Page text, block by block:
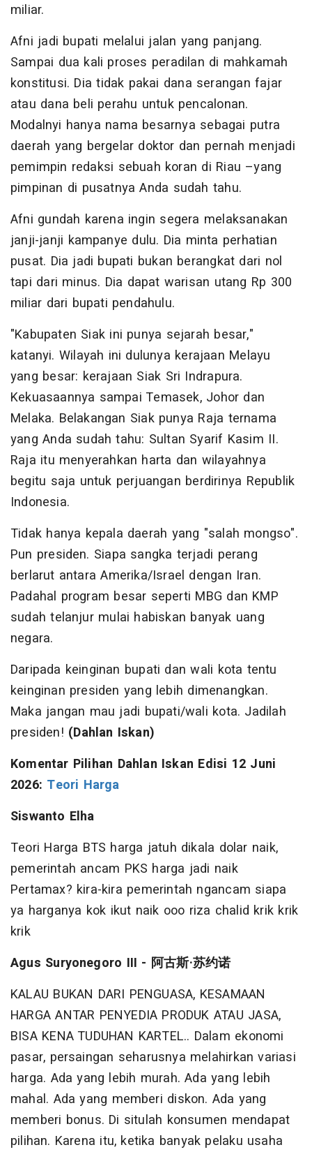
miliar.
Afni jadi bupati melalui jalan yang panjang.
Sampai dua kali proses peradilan di mahkamah
konstitusi. Dia tidak pakai dana serangan fajar
atau dana beli perahu untuk pencalonan.
Modalnyi hanya nama besarnya sebagai putra
daerah yang bergelar doktor dan pernah menjadi
pemimpin redaksi sebuah koran di Riau –yang
pimpinan di pusatnya Anda sudah tahu.
Afni gundah karena ingin segera melaksanakan
janji-janji kampanye dulu. Dia minta perhatian
pusat. Dia jadi bupati bukan berangkat dari nol
tapi dari minus. Dia dapat warisan utang Rp 300
miliar dari bupati pendahulu.
"Kabupaten Siak ini punya sejarah besar,"
katanyi. Wilayah ini dulunya kerajaan Melayu
yang besar: kerajaan Siak Sri Indrapura.
Kekuasaannya sampai Temasek, Johor dan
Melaka. Belakangan Siak punya Raja ternama
yang Anda sudah tahu: Sultan Syarif Kasim II.
Raja itu menyerahkan harta dan wilayahnya
begitu saja untuk perjuangan berdirinya Republik
Indonesia.
Tidak hanya kepala daerah yang "salah mongso".
Pun presiden. Siapa sangka terjadi perang
berlarut antara Amerika/Israel dengan Iran.
Padahal program besar seperti MBG dan KMP
sudah telanjur mulai habiskan banyak uang
negara.
Daripada keinginan bupati dan wali kota tentu
keinginan presiden yang lebih dimenangkan.
Maka jangan mau jadi bupati/wali kota. Jadilah
presiden! (Dahlan Iskan)
Komentar Pilihan Dahlan Iskan Edisi 12 Juni
2026: Teori Harga
Siswanto Elha
Teori Harga BTS harga jatuh dikala dolar naik,
pemerintah ancam PKS harga jadi naik
Pertamax? kira-kira pemerintah ngancam siapa
ya harganya kok ikut naik ooo riza chalid krik krik
krik
Agus Suryonegoro III - 阿古斯·苏约诺
KALAU BUKAN DARI PENGUASA, KESAMAAN
HARGA ANTAR PENYEDIA PRODUK ATAU JASA,
BISA KENA TUDUHAN KARTEL.. Dalam ekonomi
pasar, persaingan seharusnya melahirkan variasi
harga. Ada yang lebih murah. Ada yang lebih
mahal. Ada yang memberi diskon. Ada yang
memberi bonus. Di situlah konsumen mendapat
pilihan. Karena itu, ketika banyak pelaku usaha